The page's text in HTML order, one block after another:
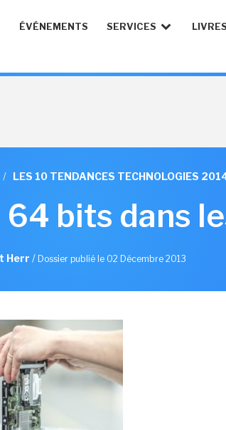
ÉVÉNEMENTS SERVICES
/ LES 10 TENDANCES TECHNOLOGIES
bits dans
Herr / Dossier publié le 02 Décembre 2013